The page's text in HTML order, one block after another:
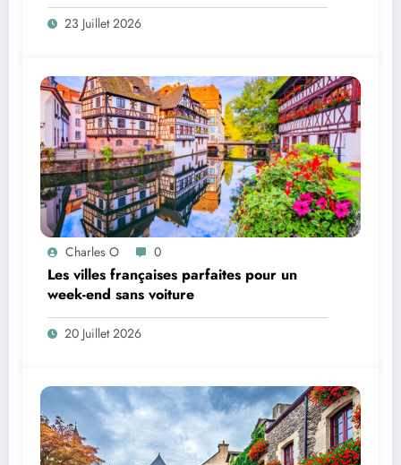
23 Juillet 2026
Charles O 0
Les villes françaises parfaites pour un
week-end sans voiture
20 Juillet 2026